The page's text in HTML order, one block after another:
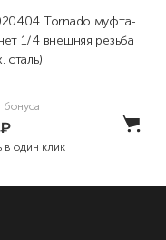
Tornado муфта-
1/4 внешняя резьба
сталь)
бонуса
₽
в один клик